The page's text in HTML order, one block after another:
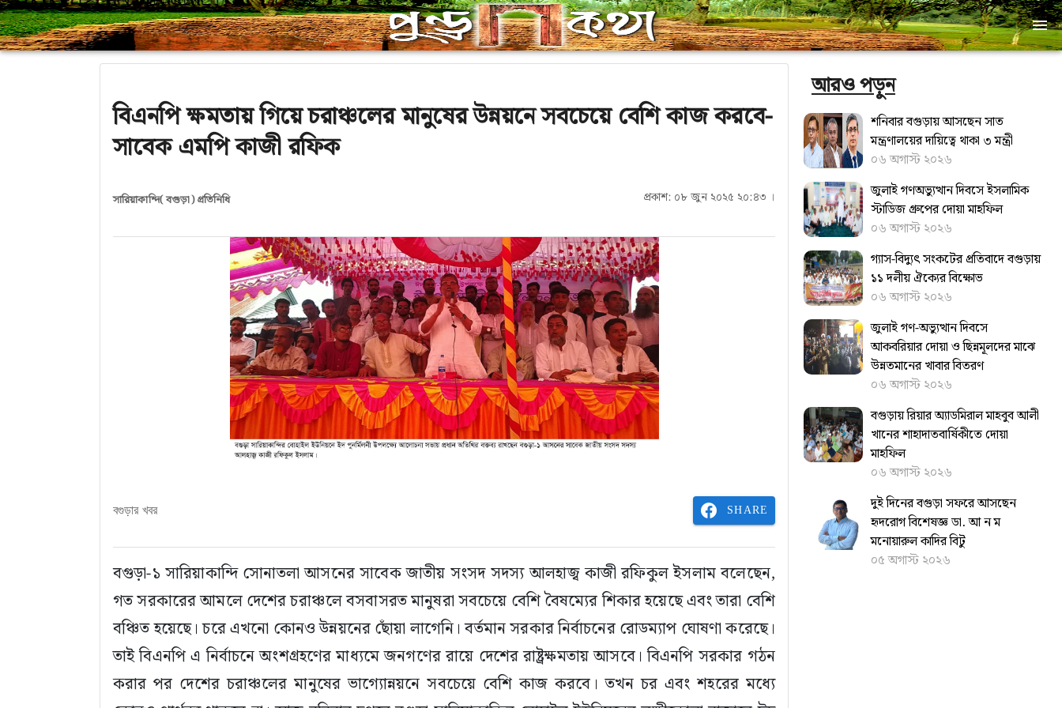
বিএনপি ক্ষমতায় গিয়ে চরাঞ্চলের মানুষের উন্নয়নে সবচেয়ে বেশি কাজ করবে-
সাবেক এমপি কাজী রফিক
সারিয়াকান্দি( বগুড়া) প্রতিনিধি প্রকাশ: ০৮ জুন ২০২৫ ২০:৪৩ ।
বগুড়ার খবর SHARE
বগুড়া-১ সারিয়াকান্দি সোনাতলা আসনের সাবেক জাতীয় সংসদ সদস্য আলহাজ্ব কাজী রফিকুল ইসলাম বলেছেন,
গত সরকারের আমলে দেশের চরাঞ্চলে বসবাসরত মানুষরা সবচেয়ে বেশি বৈষম্যের শিকার হয়েছে এবং তারা বেশি
বঞ্চিত হয়েছে। চরে এখনো কোনও উন্নয়নের ছোঁয়া লাগেনি। বর্তমান সরকার নির্বাচনের রোডম্যাপ ঘোষণা করেছে।
তাই বিএনপি এ নির্বাচনে অংশগ্রহণের মাধ্যমে জনগণের রায়ে দেশের রাষ্ট্রক্ষমতায় আসবে। বিএনপি সরকার গঠন
করার পর দেশের চরাঞ্চলের মানুষের ভাগ্যোন্নয়নে সবচেয়ে বেশি কাজ করবে। তখন চর এবং শহরের মধ্যে
আরও পড়ুন
শনিবার বগুড়ায় আসছেন সাত
মন্ত্রণালয়ের দায়িত্বে থাকা ৩ মন্ত্রী
০৬ অগাস্ট ২০২৬
জুলাই গণঅভ্যুত্থান দিবসে ইসলামিক
স্টাডিজ গ্রুপের দোয়া মাহফিল
০৬ অগাস্ট ২০২৬
গ্যাস-বিদ্যুৎ সংকটের প্রতিবাদে বগুড়ায়
১১ দলীয় ঐক্যের বিক্ষোভ
০৬ অগাস্ট ২০২৬
জুলাই গণ-অভ্যুত্থান দিবসে
আকবরিয়ার দোয়া ও ছিন্নমূলদের মাঝে
উন্নতমানের খাবার বিতরণ
০৬ অগাস্ট ২০২৬
বগুড়ায় রিয়ার অ্যাডমিরাল মাহবুব আলী
খানের শাহাদাতবার্ষিকীতে দোয়া
মাহফিল
০৬ অগাস্ট ২০২৬
দুই দিনের বগুড়া সফরে আসছেন
হৃদরোগ বিশেষজ্ঞ ডা. আ ন ম
মনোয়ারুল কাদির বিটু
০৫ অগাস্ট ২০২৬